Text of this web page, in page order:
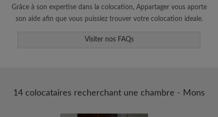
annonce correspondant à vos critères
Faites vos demandes de visites
Faites part aux propriétaires et aux
Grâce à son expertise dans la colocation, Appartager vous aporte
son aide afin que vous puissiez trouver votre colocation ideale.
Visiter nos FAQs
14 colocataires recherchant une chambre - Mons